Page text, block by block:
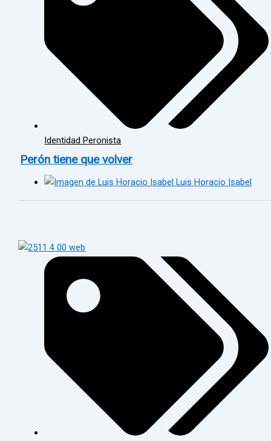
Identidad Peronista
Perón tiene que volver
Luis Horacio Isabel